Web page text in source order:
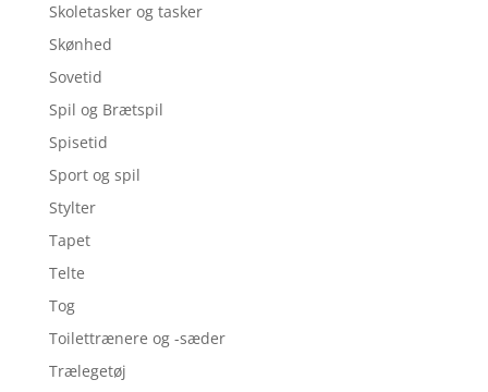
Skoletasker og tasker
Skønhed
Sovetid
Spil og Brætspil
Spisetid
Sport og spil
Stylter
Tapet
Telte
Tog
Toilettrænere og -sæder
Trælegetøj